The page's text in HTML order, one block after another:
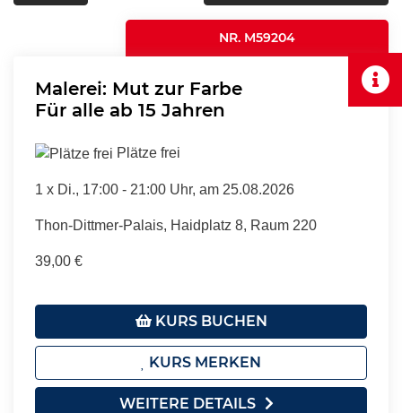
NR. M59204
Malerei: Mut zur Farbe
Für alle ab 15 Jahren
Plätze frei
1 x Di., 17:00 - 21:00 Uhr, am 25.08.2026
Thon-Dittmer-Palais, Haidplatz 8, Raum 220
39,00 €
KURS BUCHEN
KURS MERKEN
WEITERE DETAILS